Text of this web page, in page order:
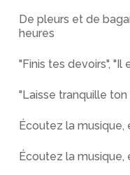
De pleurs et de
heures
"Finis tes devoirs",
"Laisse tranquille
Écoutez la
Écoutez la